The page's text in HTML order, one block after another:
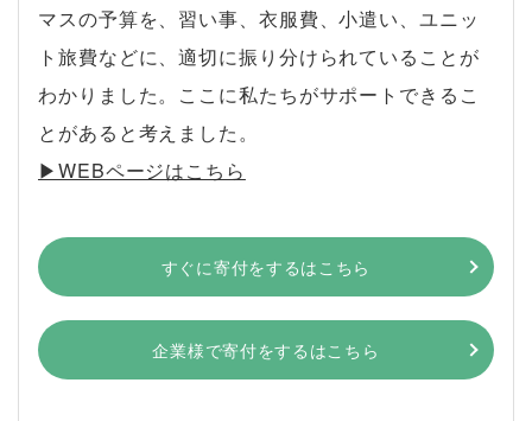
マスの予算を、習い事、衣服費、小遣い、ユニッ
ト旅費などに、適切に振り分けられていることが
わかりました。ここに私たちがサポートできるこ
とがあると考えました。
▶︎WEBページはこちら
すぐに寄付をするはこちら
企業様で寄付をするはこちら